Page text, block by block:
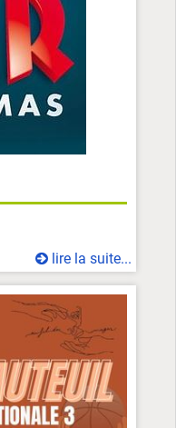
lire la suite...